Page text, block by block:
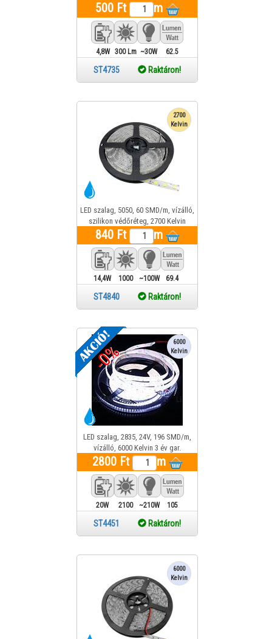
500 Ft m
4,8W 300 Lm ~30W 62.5
ST4735 Raktáron!
2700
Kelvin
LED szalag, 5050, 60 SMD/m, vízálló,
szilikon védőréteg, 2700 Kelvin
840 Ft m
14,4W
1000
~100W 69.4
ST4840 Raktáron!
-0%
6000
Kelvin
LED szalag, 2835, 24V, 196 SMD/m,
vízálló, 6000 Kelvin 3 év gar.
2800 Ft m
20W
2100
~210W 105
ST4451 Raktáron!
6000
Kelvin